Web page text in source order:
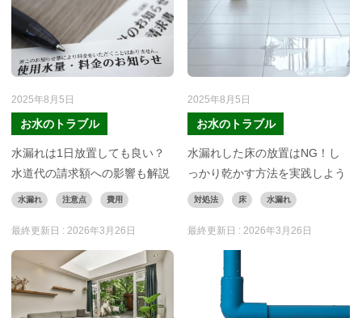
2025年8月5日
お水のトラブル
水漏れは1日放置しても良い？
水道代の請求額への影響も解説
水漏れ 注意点 費用
最終更新日 : 2026年3月26日
2025年8月5日
お水のトラブル
水漏れした床の放置はNG！し
っかり乾かす方法を実践しよう
対処法 床 水漏れ
最終更新日 :2026年3月26日